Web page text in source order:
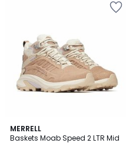
MERRELL
Baskets Moab Speed 2 LTR Mid
4,3
/ 5